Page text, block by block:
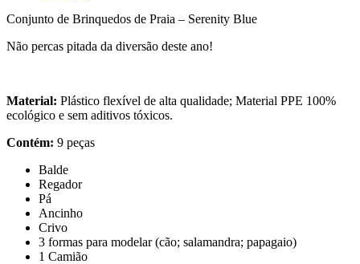
Conjunto de Brinquedos de Praia – Serenity Blue
Não percas pitada da diversão deste ano!
Material: Plástico flexível de alta qualidade; Material PPE 100%
ecológico e sem aditivos tóxicos.
Contém: 9 peças
Balde
Regador
Pá
Ancinho
Crivo
3 formas para modelar (cão; salamandra; papagaio)
1 Camião